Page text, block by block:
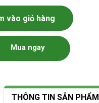
vào giỏ hàng
Mua ngay
THÔNG TIN SẢN PHẨM